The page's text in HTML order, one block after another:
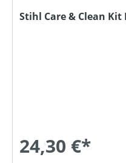
Stihl Care & Clean Kit
24,30 €*